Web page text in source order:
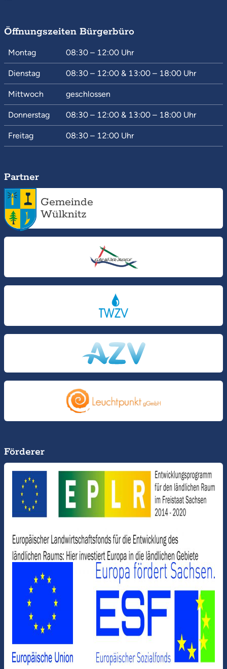
Öffnungszeiten Bürgerbüro
Montag 08:30 – 12:00 Uhr
Dienstag 08:30 – 12:00 & 13:00 – 18:00 Uhr
Mittwoch geschlossen
Donnerstag 08:30 – 12:00 & 13:00 – 18:00 Uhr
Freitag 08:30 – 12:00 Uhr
Partner
Gemeinde
Wülknitz
Förderer